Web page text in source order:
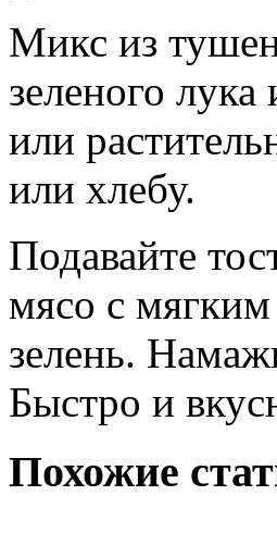
Микс из
зеленого
или
или хлебу.
Подавайте
мясо с
зелень.
Быстро и
Похожие